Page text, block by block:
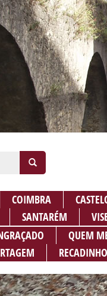
COIMBRA
SANTARÉM
QUEM